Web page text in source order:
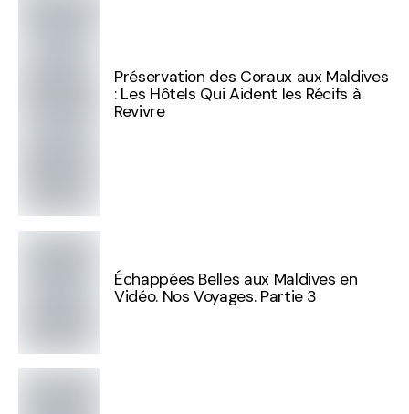
Préservation des Coraux aux Maldives
: Les Hôtels Qui Aident les Récifs à
Revivre
Échappées Belles aux Maldives en
Vidéo. Nos Voyages. Partie 3